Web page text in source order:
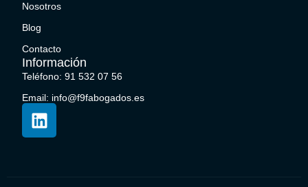
Nosotros
Blog
Contacto
Información
Teléfono: 91 532 07 56
Email: info@f9fabogados.es